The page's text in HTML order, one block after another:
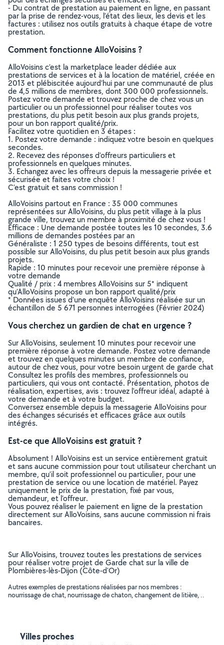
- Du contrat de prestation au paiement en ligne, en passant
par la prise de rendez-vous, l’état des lieux, les devis et les
factures : utilisez nos outils gratuits à chaque étape de votre
prestation.
Comment fonctionne AlloVoisins ?
AlloVoisins c’est la marketplace leader dédiée aux
prestations de services et à la location de matériel, créée en
2013 et plébiscitée aujourd’hui par une communauté de plus
de 4,5 millions de membres, dont 300 000 professionnels.
Postez votre demande et trouvez proche de chez vous un
particulier ou un professionnel pour réaliser toutes vos
prestations, du plus petit besoin aux plus grands projets,
pour un bon rapport qualité/prix.
Facilitez votre quotidien en 3 étapes :
1. Postez votre demande : indiquez votre besoin en quelques
secondes.
2. Recevez des réponses d’offreurs particuliers et
professionnels en quelques minutes.
3. Echangez avec les offreurs depuis la messagerie privée et
sécurisée et faites votre choix !
C’est gratuit et sans commission !
AlloVoisins partout en France : 35 000 communes
représentées sur AlloVoisins, du plus petit village à la plus
grande ville, trouvez un membre à proximité de chez vous !
Efficace : Une demande postée toutes les 10 secondes, 3.6
millions de demandes postées par an
Généraliste : 1 250 types de besoins différents, tout est
possible sur AlloVoisins, du plus petit besoin aux plus grands
projets.
Rapide : 10 minutes pour recevoir une première réponse à
votre demande
Qualité / prix : 4 membres AlloVoisins sur 5* indiquent
qu’AlloVoisins propose un bon rapport qualité/prix
* Données issues d’une enquête AlloVoisins réalisée sur un
échantillon de 5 671 personnes interrogées (Février 2024)
Vous cherchez un gardien de chat en urgence ?
Sur AlloVoisins, seulement 10 minutes pour recevoir une
première réponse à votre demande. Postez votre demande
et trouvez en quelques minutes un membre de confiance,
autour de chez vous, pour votre besoin urgent de garde chat
Consultez les profils des membres, professionnels ou
particuliers, qui vous ont contacté. Présentation, photos de
réalisation, expertises, avis : trouvez l'offreur idéal, adapté à
votre demande et à votre budget.
Conversez ensemble depuis la messagerie AlloVoisins pour
des échanges sécurisés et efficaces grâce aux outils
intégrés.
Est-ce que AlloVoisins est gratuit ?
Absolument ! AlloVoisins est un service entièrement gratuit
et sans aucune commission pour tout utilisateur cherchant un
membre, qu’il soit professionnel ou particulier, pour une
prestation de service ou une location de matériel. Payez
uniquement le prix de la prestation, fixé par vous,
demandeur, et l’offreur.
Vous pouvez réaliser le paiement en ligne de la prestation
directement sur AlloVoisins, sans aucune commission ni frais
bancaires.
Sur AlloVoisins, trouvez toutes les prestations de services
pour réaliser votre projet de Garde chat sur la ville de
Plombières-lès-Dijon (Côte-d'Or)
Autres exemples de prestations réalisées par nos membres :
nourrissage de chat, nourrissage de chaton, changement de litière, ..
Villes proches